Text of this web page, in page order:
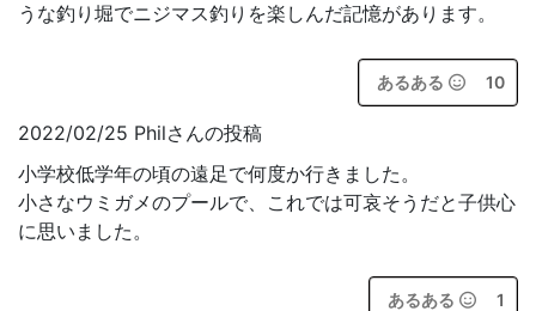
うな釣り堀でニジマス釣りを楽しんだ記憶があります。
あるある 10
2022/02/25 Philさんの投稿
小学校低学年の頃の遠足で何度か行きました。
小さなウミガメのプールで、これでは可哀そうだと子供心
に思いました。
あるある 1